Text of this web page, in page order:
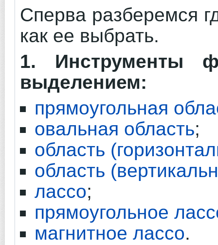
Сперва разберемся
как ее выбрать.
1. Инструменты
выделением:
прямоугольная
овальная область;
область
область
лассо;
прямоугольное
магнитное лассо.